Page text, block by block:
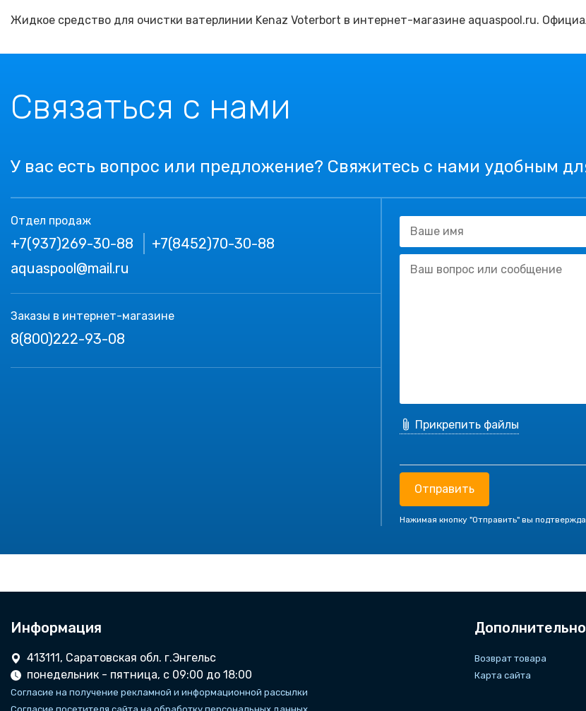
Жидкое средство для очистки ватерлинии Kenaz Voterbort в интернет-магазине aquaspool.ru.
Связаться с нами
У вас есть вопрос или предложение? Свяжитесь с нами удобным
Отдел продаж
+7(937)269-30-88
+7(8452)70-30-88
aquaspool@mail.ru
Заказы в интернет-магазине
8(800)222-93-08
Прикрепить файлы
Отправить
Нажимая кнопку "Отправить" вы
Информация
413111, Саратовская обл. г.Энгельс
понедельник - пятница, с 09:00 до 18:00
Согласие на получение рекламной и информационной рассылки
Дополнительно
Возврат товара
Карта сайта